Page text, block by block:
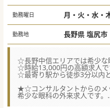
勤務曜日 月・火・水・
勤務地 長野県 塩尻市
☆長野中信エリアでは希少な
☆時給13,000円の高額求人で
☆最寄り駅から徒歩3分以内
★☆コンサルタントからの
希少な眼科の外来求人です。
時給13,000円と給与水準が